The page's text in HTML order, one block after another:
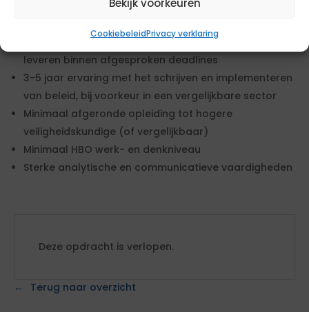
CookiebeleidPrivacy verklaring
Resultaatgericht en in staat zelfstandig beleid op te
leveren binnen afgesproken deadlines
3-5 jaar ervaring met het schrijven en implementeren
van beleid, bij voorkeur in een vergelijkbare sector
Minimaal afgeronde opleiding tot hogere
veiligheidskundige (of vergelijkbaar)
Minimaal HBO werk- en denkniveau
Sterke analytische en communicatieve vaardigheden
Deze opdracht is verlopen.
Terug naar overzicht